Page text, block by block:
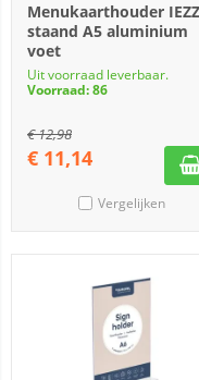
Menukaarthouder
staand A5 aluminium
voet
Uit voorraad leverbaar.
Voorraad: 86
€12,98
€ 11,14
Vergelijken